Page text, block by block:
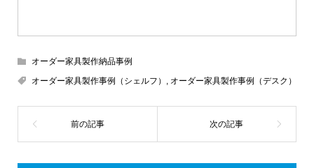
オーダー家具製作納品事例
オーダー家具製作事例（シェルフ） , オーダー家具製作事例（デスク）